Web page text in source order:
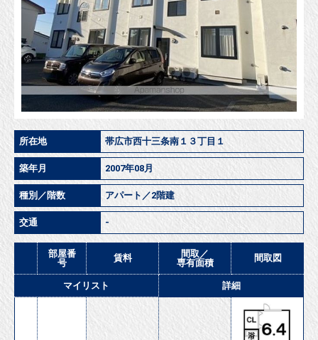
所在地 帯広市西十三条南１３丁目１
築年月 2007年08月
種別／階数 アパート／2階建
交通 -
部屋番
号
賃料
間取／
専有面積
間取図
マイリスト 詳細